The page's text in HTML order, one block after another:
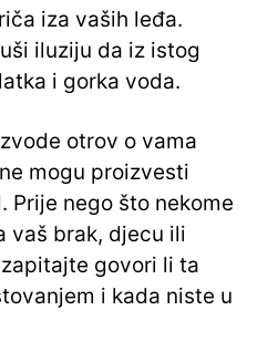
iza vaših leđa.
iluziju da iz istog
i gorka voda.
otrov o vama
mogu proizvesti
Prije nego što nekome
vaš brak, djecu ili
govori li ta
i kada niste u